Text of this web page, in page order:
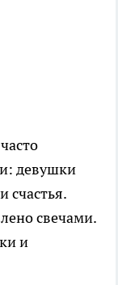
девушки
счастья.
свечами.
и